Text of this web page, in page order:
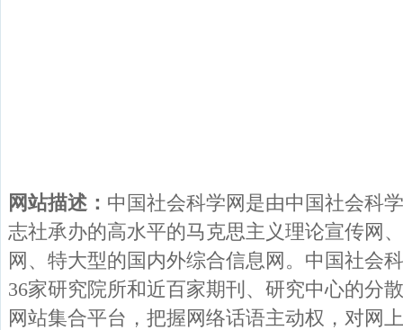
网站描述： 中国社会科学网是由中国社会科
志社承办的高水平的马克思主义理论宣传网
网、特大型的国内外综合信息网。中国社会
36家研究院所和近百家期刊、研究中心的分
网站集合平台，把握网络话语主动权，对网